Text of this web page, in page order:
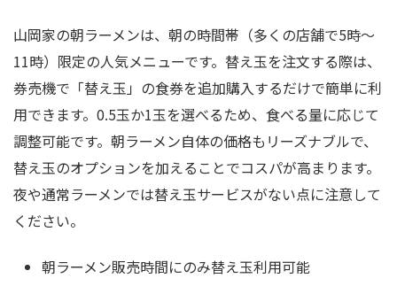
山岡家の朝ラーメンは、朝の時間帯（多くの店舗で5時～
11時）限定の人気メニューです。替え玉を注文する際は、
券売機で「替え玉」の食券を追加購入するだけで簡単に利
用できます。0.5玉か1玉を選べるため、食べる量に応じて
調整可能です。朝ラーメン自体の価格もリーズナブルで、
替え玉のオプションを加えることでコスパが高まります。
夜や通常ラーメンでは替え玉サービスがない点に注意して
ください。
朝ラーメン販売時間にのみ替え玉利用可能